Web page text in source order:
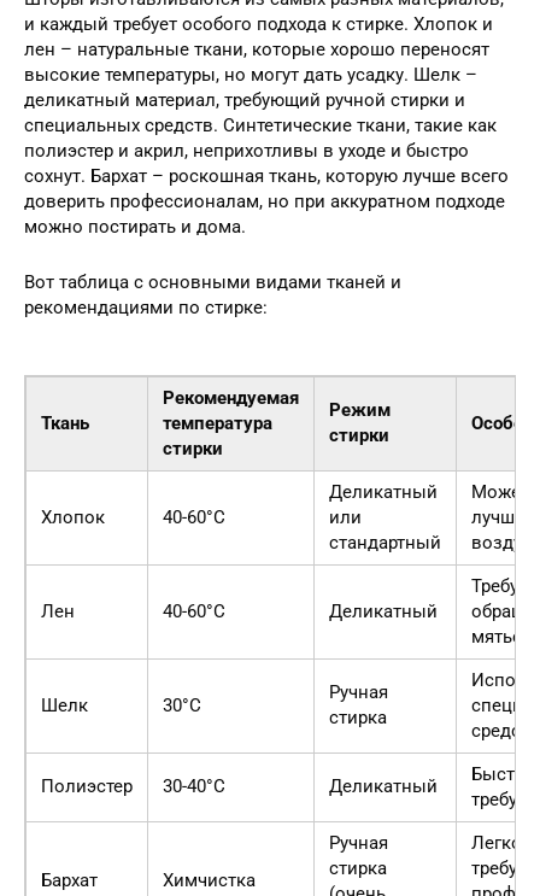
и каждый требует особого подхода к стирке. Хлопок и
лен – натуральные ткани, которые хорошо переносят
высокие температуры, но могут дать усадку. Шелк –
деликатный материал, требующий ручной стирки и
специальных средств. Синтетические ткани, такие как
полиэстер и акрил, неприхотливы в уходе и быстро
сохнут. Бархат – роскошная ткань, которую лучше всего
доверить профессионалам, но при аккуратном подходе
можно постирать и дома.
Вот таблица с основными видами тканей и
рекомендациями по стирке:
Ткань
Рекомендуемая
температура
стирки
Режим
стирки
Хлопок 40-60°C
Деликатный
или
стандартный
Может
лучше
воздухе
Лен 40-60°C Деликатный
мяться
Шелк 30°C
Ручная
стирка
Полиэстер 30-40°C Деликатный
Быстро
Бархат Химчистка
Ручная
стирка
Легко
требует